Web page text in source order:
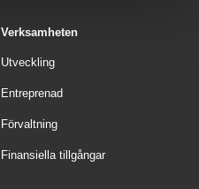
Verksamheten
Utveckling
Entreprenad
Förvaltning
Finansiella tillgångar